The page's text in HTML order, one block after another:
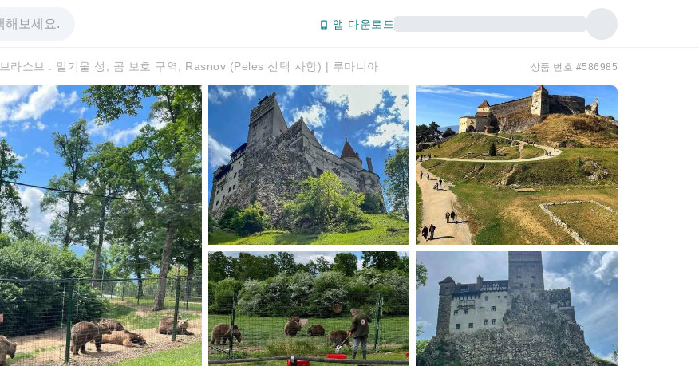
앱 다운로드
브라쇼브 : 밀기울 성, 곰 보호 구역, Rasnov (Peles 선택 사항) | 루마니아 상품 번호 #586985